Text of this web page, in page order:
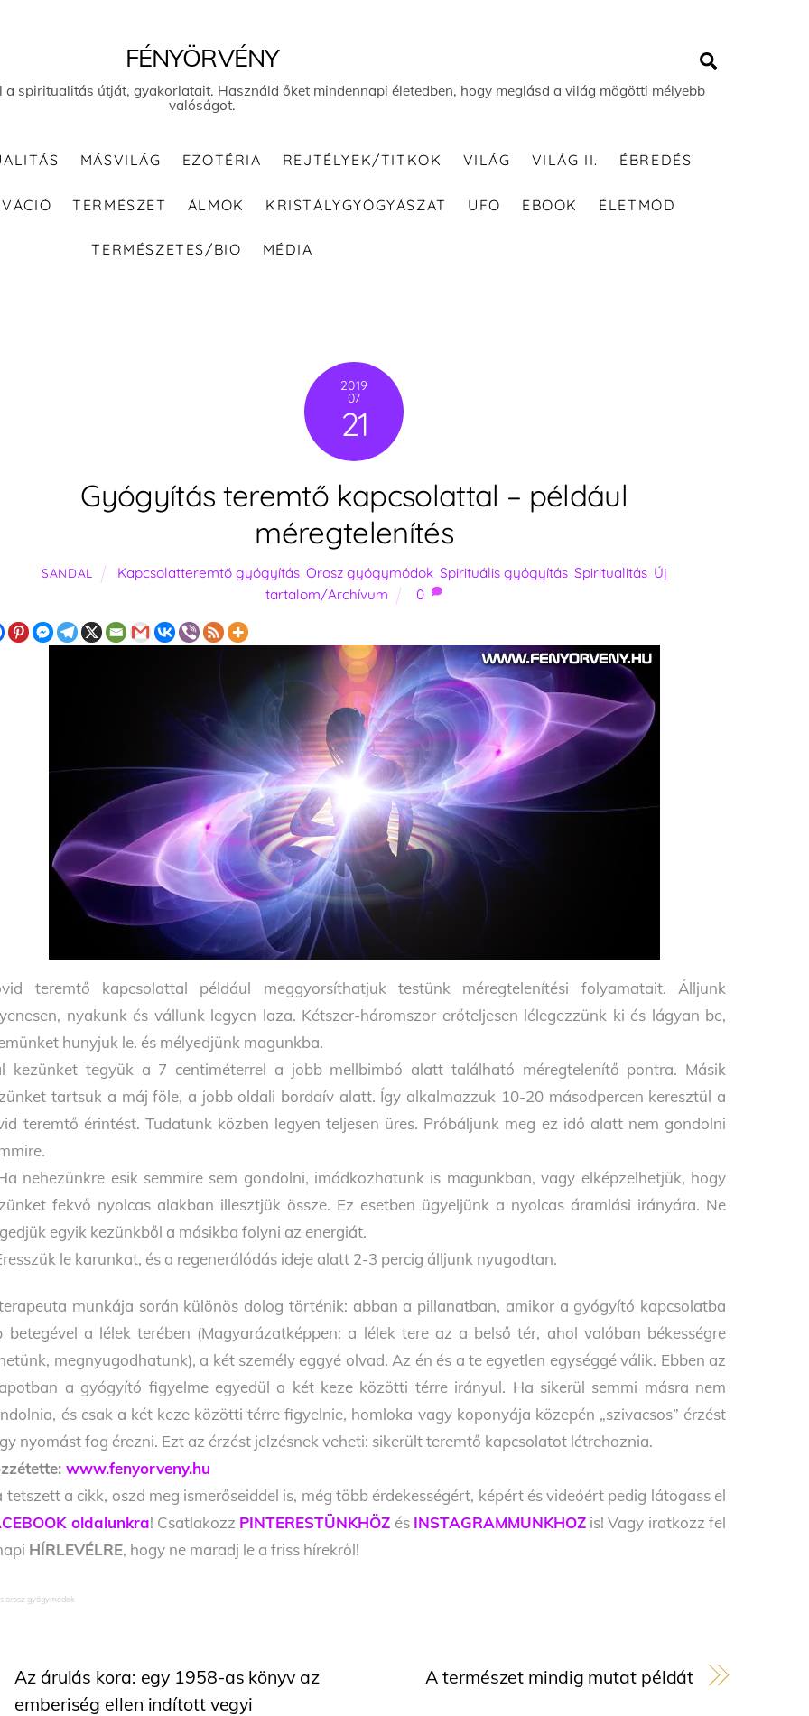
FÉNYÖRVÉNY
a spiritualitás útját, gyakorlatait. Használd őket mindennapi életedben, hogy meglásd a világ mögötti mélyebb
valóságot.
MÁSVILÁG EZOTÉRIA REJTÉLYEK/TITKOK VILÁG VILÁG II. ÉBREDÉS
TERMÉSZET ÁLMOK KRISTÁLYGYÓGYÁSZAT UFO EBOOK ÉLETMÓD
TERMÉSZETES/BIO MÉDIA
2019
07
21
Gyógyítás teremtő kapcsolattal – például
méregtelenítés
SANDAL Kapcsolatteremtő gyógyítás, Orosz gyógymódok, Spirituális gyógyítás, Spiritualitás, Új
tartalom/Archívum
0
teremtő kapcsolattal például meggyorsíthatjuk testünk méregtelenítési folyamatait. Álljunk
nyakunk és vállunk legyen laza. Kétszer-háromszor erőteljesen lélegezzünk ki és lágyan be,
hunyjuk le. és mélyedjünk magunkba.
kezünket tegyük a 7 centiméterrel a jobb mellbimbó alatt található méregtelenítő pontra. Másik
tartsuk a máj föle, a jobb oldali bordaív alatt. Így alkalmazzuk 10-20 másodpercen keresztül a
teremtő érintést. Tudatunk közben legyen teljesen üres. Próbáljunk meg ez idő alatt nem gondolni
nehezünkre esik semmire sem gondolni, imádkozhatunk is magunkban, vagy elképzelhetjük, hogy
fekvő nyolcas alakban illesztjük össze. Ez esetben ügyeljünk a nyolcas áramlási irányára. Ne
egyik kezünkből a másikba folyni az energiát.
le karunkat, és a regenerálódás ideje alatt 2-3 percig álljunk nyugodtan.
munkája során különös dolog történik: abban a pillanatban, amikor a gyógyító kapcsolatba
betegével a lélek terében (Magyarázatképpen: a lélek tere az a belső tér, ahol valóban békességre
megnyugodhatunk), a két személy eggyé olvad. Az én és a te egyetlen egységgé válik. Ebben az
a gyógyító figyelme egyedül a két keze közötti térre irányul. Ha sikerül semmi másra nem
és csak a két keze közötti térre figyelnie, homloka vagy koponyája közepén „szivacsos” érzést
nyomást fog érezni. Ezt az érzést jelzésnek veheti: sikerült teremtő kapcsolatot létrehoznia.
www.fenyorveny.hu
tetszett a cikk, oszd meg ismerőseiddel is, még több érdekességért, képért és videóért pedig látogass el
oldalunkra! Csatlakozz PINTERESTÜNKHÖZ és INSTAGRAMMUNKHOZis! Vagy iratkozz fel
HÍRLEVÉLRE, hogy ne maradj le a friss hírekről!
orosz gyógymódok
Az árulás kora: egy 1958-as könyv az
emberiség ellen indított vegyi
A természet mindig mutat példát